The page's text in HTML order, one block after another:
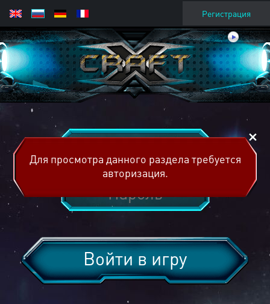
Регистрация
Войти в игру
Для просмотра данного раздела требуется
авторизация.